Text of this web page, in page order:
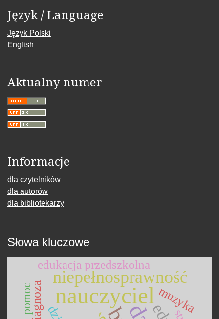
Język / Language
Język Polski
English
Aktualny numer
Informacje
dla czytelników
dla autorów
dla bibliotekarzy
Słowa kluczowe
nauczyciel
niepełnosprawność
diagnoza muzyka
edukacja przedszkolna
pomoc